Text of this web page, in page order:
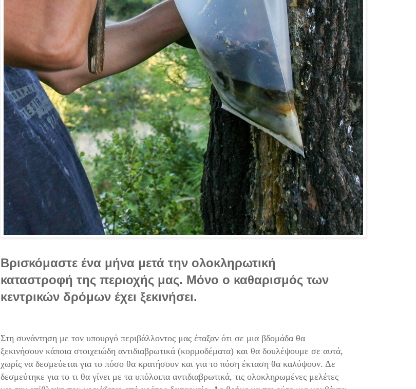
Βρισκόμαστε ένα μήνα μετά την ολοκληρωτική
καταστροφή της περιοχής μας. Μόνο ο καθαρισμός των
κεντρικών δρόμων έχει ξεκινήσει.
Στη συνάντηση με τον υπουργό περιβάλλοντος μας έταξαν ότι σε μια βδομάδα θα
ξεκινήσουν κάποια στοιχειώδη αντιδιαβρωτικά (κορμοδέματα) και θα δουλέψουμε σε αυτά,
χωρίς να δεσμεύεται για το πόσο θα κρατήσουν και για το πόση έκταση θα καλύψουν. Δε
δεσμεύτηκε για το τι θα γίνει με τα υπόλοιπα αντιδιαβρωτικά, τις ολοκληρωμένες μελέτες